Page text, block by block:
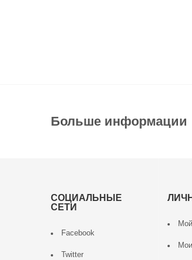
Больше информации
СОЦИАЛЬНЫЕ
СЕТИ
Facebook
Twitter